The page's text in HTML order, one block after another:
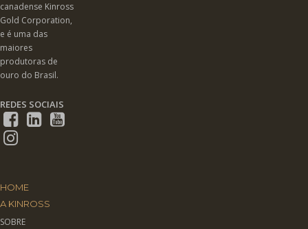
canadense Kinross
Gold Corporation,
e é uma das
maiores
produtoras de
ouro do Brasil.
REDES SOCIAIS
HOME
A KINROSS
SOBRE